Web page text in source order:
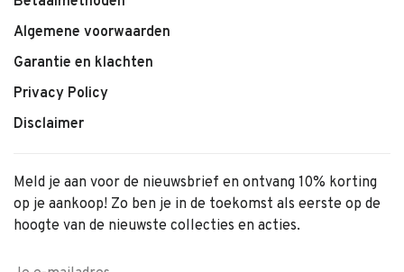
Algemene voorwaarden
Garantie en klachten
Privacy Policy
Disclaimer
Meld je aan voor de nieuwsbrief en ontvang 10% korting
op je aankoop! Zo ben je in de toekomst als eerste op de
hoogte van de nieuwste collecties en acties.